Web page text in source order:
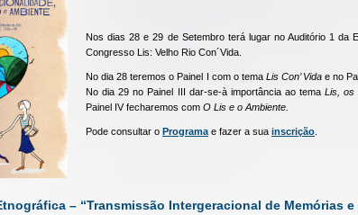
Nos dias 28 e 29 de Setembro terá lugar no Auditório 1 da
Congresso Lis: Velho Rio Con´Vida.
No dia 28 teremos o Painel I com o tema Lis Con’ Vida e no
No dia 29 no Painel III dar-se-à importância ao temaLis, os
Painel IV fecharemos com O Lis e o Ambiente.
Pode consultar o Programa e fazer a sua inscrição
– “Transmissão Intergeracional de Memórias